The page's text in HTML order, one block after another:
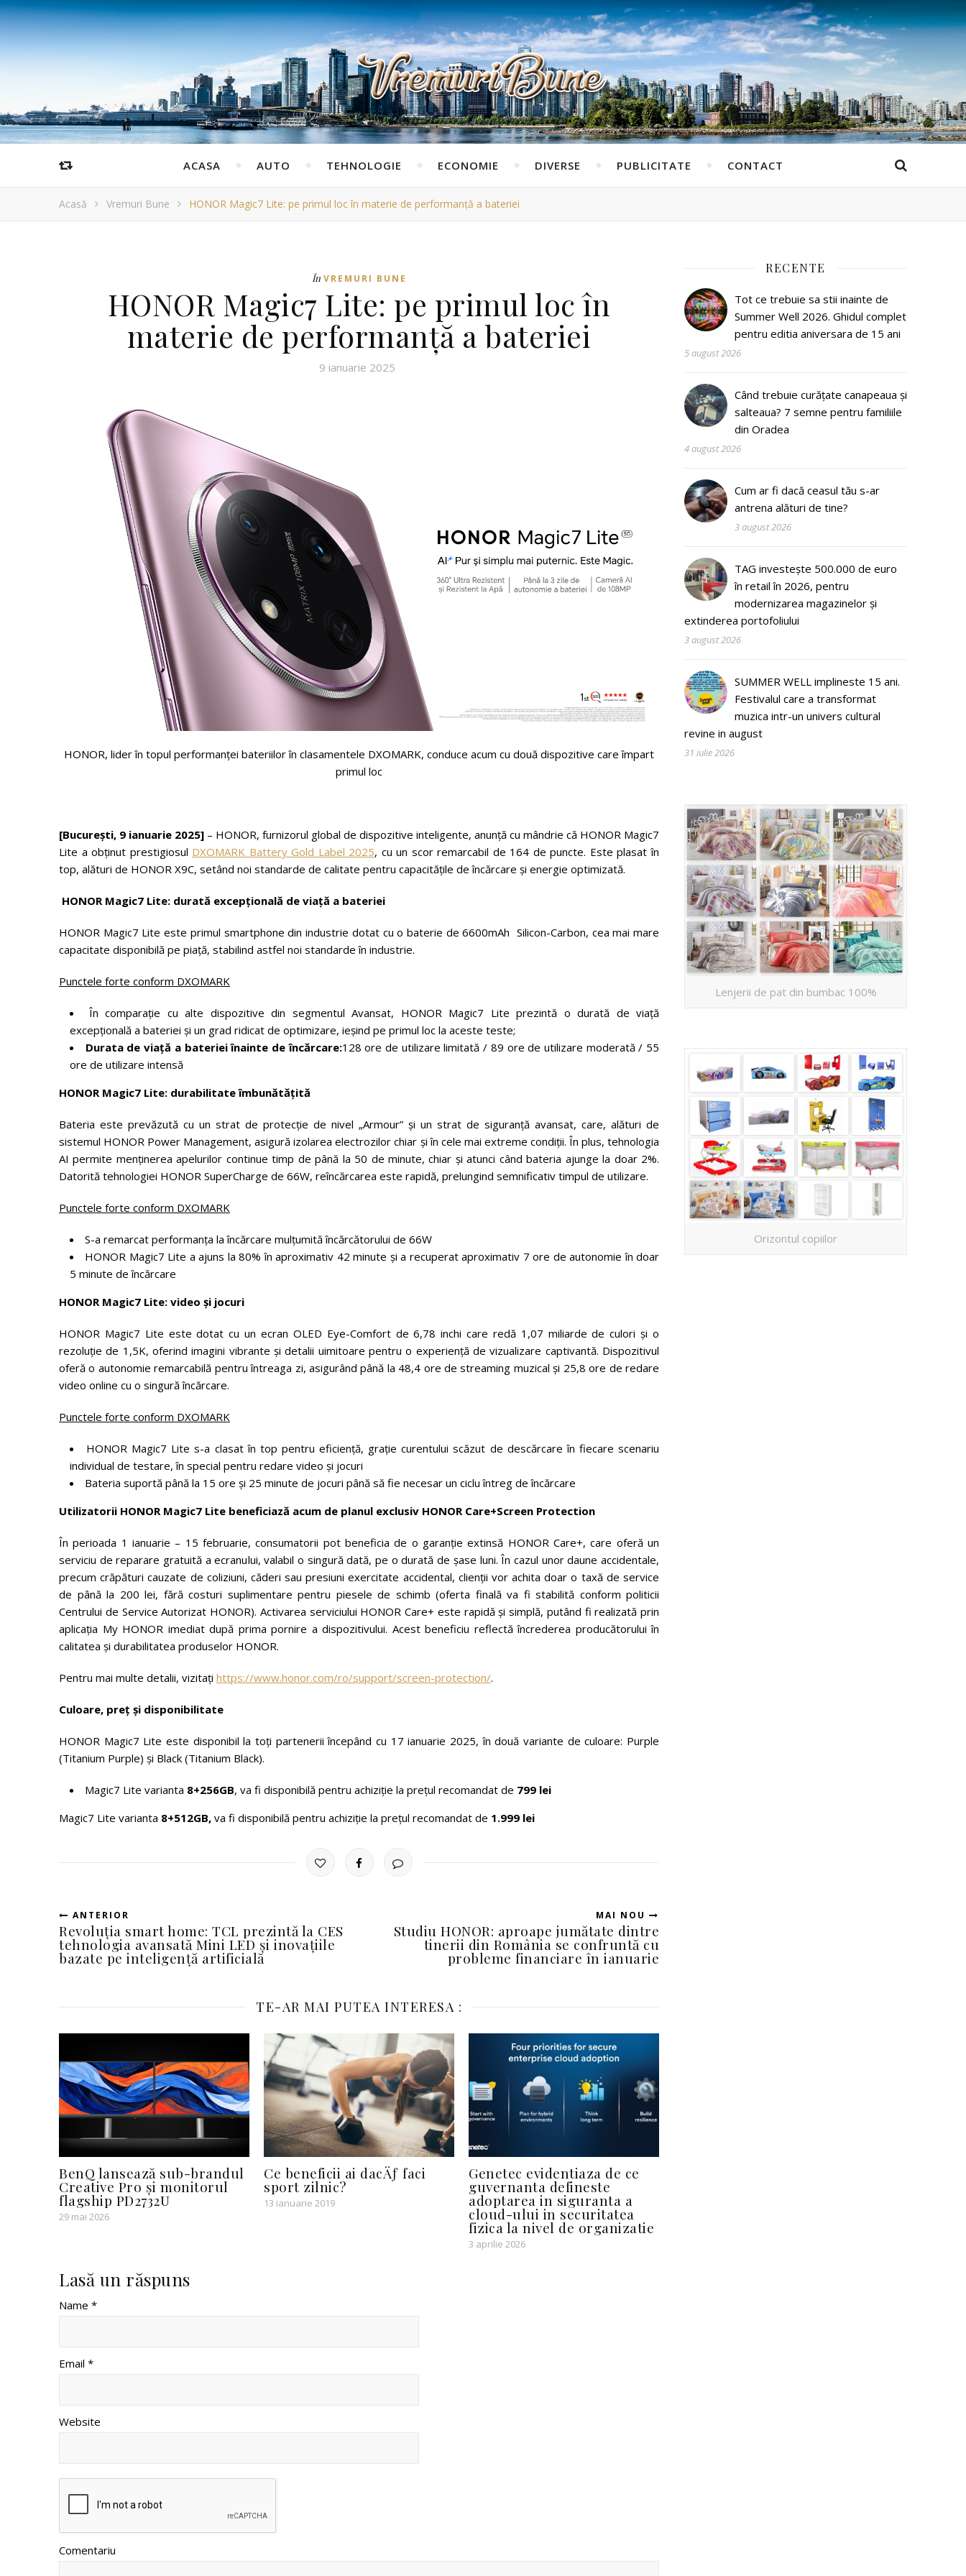
ACASA AUTO TEHNOLOGIE ECONOMIE DIVERSE PUBLICITATE CONTACT
Acasă Vremuri Bune HONOR Magic7 Lite: pe primul loc în materie de performanță a bateriei
În VREMURI BUNE
HONOR Magic7 Lite: pe primul loc în
materie de performanță a bateriei
9 ianuarie 2025
HONOR, lider în topul performanței bateriilor în clasamentele DXOMARK, conduce acum cu două dispozitive care împart
primul loc
[București, 9 ianuarie 2025] – HONOR, furnizorul global de dispozitive inteligente, anunță cu mândrie că HONOR Magic7
Lite a obținut prestigiosul DXOMARK Battery Gold Label 2025, cu un scor remarcabil de 164 de puncte. Este plasat în
top, alături de HONOR X9C, setând noi standarde de calitate pentru capacitățile de încărcare și energie optimizată.
HONOR Magic7 Lite: durată excepțională de viață a bateriei
HONOR Magic7 Lite este primul smartphone din industrie dotat cu o baterie de 6600mAh Silicon-Carbon, cea mai mare
capacitate disponibilă pe piață, stabilind astfel noi standarde în industrie.
Punctele forte conform DXOMARK
În comparație cu alte dispozitive din segmentul Avansat, HONOR Magic7 Lite prezintă o durată de viață
excepțională a bateriei și un grad ridicat de optimizare, ieșind pe primul loc la aceste teste;
Durata de viață a bateriei înainte de încărcare:128 ore de utilizare limitată / 89 ore de utilizare moderată / 55
ore de utilizare intensă
HONOR Magic7 Lite: durabilitate îmbunătățită
Bateria este prevăzută cu un strat de protecție de nivel „Armour” și un strat de siguranță avansat, care, alături de
sistemul HONOR Power Management, asigură izolarea electrozilor chiar și în cele mai extreme condiții. În plus, tehnologia
AI permite menținerea apelurilor continue timp de până la 50 de minute, chiar și atunci când bateria ajunge la doar 2%.
Datorită tehnologiei HONOR SuperCharge de 66W, reîncărcarea este rapidă, prelungind semnificativ timpul de utilizare.
Punctele forte conform DXOMARK
S-a remarcat performanța la încărcare mulțumită încărcătorului de 66W
HONOR Magic7 Lite a ajuns la 80% în aproximativ 42 minute și a recuperat aproximativ 7 ore de autonomie în doar
5 minute de încărcare
HONOR Magic7 Lite: video și jocuri
HONOR Magic7 Lite este dotat cu un ecran OLED Eye-Comfort de 6,78 inchi care redă 1,07 miliarde de culori și o
rezoluție de 1,5K, oferind imagini vibrante și detalii uimitoare pentru o experiență de vizualizare captivantă. Dispozitivul
oferă o autonomie remarcabilă pentru întreaga zi, asigurând până la 48,4 ore de streaming muzical și 25,8 ore de redare
video online cu o singură încărcare.
Punctele forte conform DXOMARK
HONOR Magic7 Lite s-a clasat în top pentru eficiență, grație curentului scăzut de descărcare în fiecare scenariu
individual de testare, în special pentru redare video și jocuri
Bateria suportă până la 15 ore și 25 minute de jocuri până să fie necesar un ciclu întreg de încărcare
Utilizatorii HONOR Magic7 Lite beneficiază acum de planul exclusiv HONOR Care+Screen Protection
În perioada 1 ianuarie – 15 februarie, consumatorii pot beneficia de o garanție extinsă HONOR Care+, care oferă un
serviciu de reparare gratuită a ecranului, valabil o singură dată, pe o durată de șase luni. În cazul unor daune accidentale,
precum crăpături cauzate de coliziuni, căderi sau presiuni exercitate accidental, clienții vor achita doar o taxă de service
de până la 200 lei, fără costuri suplimentare pentru piesele de schimb (oferta finală va fi stabilită conform politicii
Centrului de Service Autorizat HONOR). Activarea serviciului HONOR Care+ este rapidă și simplă, putând fi realizată prin
aplicația My HONOR imediat după prima pornire a dispozitivului. Acest beneficiu reflectă încrederea producătorului în
calitatea și durabilitatea produselor HONOR.
Pentru mai multe detalii, vizitați https://www.honor.com/ro/support/screen-protection/.
Culoare, preț și disponibilitate
HONOR Magic7 Lite este disponibil la toți partenerii începând cu 17 ianuarie 2025, în două variante de culoare: Purple
(Titanium Purple) și Black (Titanium Black).
Magic7 Lite varianta 8+256GB, va fi disponibilă pentru achiziție la prețul recomandat de 799 lei
Magic7 Lite varianta 8+512GB, va fi disponibilă pentru achiziție la prețul recomandat de 1.999 lei
ANTERIOR
Revoluția smart home: TCL prezintă la CES
tehnologia avansată Mini LED și inovațiile
bazate pe inteligență artificială
MAI NOU
Studiu HONOR: aproape jumătate dintre
tinerii din România se confruntă cu
probleme financiare în ianuarie
TE-AR MAI PUTEA INTERESA :
BenQ lansează sub-brandul
Creative Pro și monitorul
flagship PD2732U
29 mai 2026
Ce beneficii ai dacÄƒ faci
sport zilnic?
13 ianuarie 2019
Genetec evidentiaza de ce
guvernanta defineste
adoptarea in siguranta a
cloud-ului in securitatea
fizica la nivel de organizatie
3 aprilie 2026
Lasă un răspuns
Name *
Email *
Website
Comentariu
RECENTE
Tot ce trebuie sa stii inainte de
Summer Well 2026. Ghidul complet
pentru editia aniversara de 15 ani
5 august 2026
Când trebuie curățate canapeaua și
salteaua? 7 semne pentru familiile
din Oradea
4 august 2026
Cum ar fi dacă ceasul tău s-ar
antrena alături de tine?
3 august 2026
TAG investește 500.000 de euro
în retail în 2026, pentru
modernizarea magazinelor și
extinderea portofoliului
3 august 2026
SUMMER WELL implineste 15 ani.
Festivalul care a transformat
muzica intr-un univers cultural
revine in august
31 iulie 2026
Lenjerii de pat din bumbac 100%
Orizontul copiilor